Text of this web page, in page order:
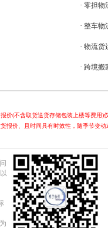
· 零担物
· 整车物
· 物流货
· 跨境搬
价(不含取货送货存储包装上楼等费用
报价、且时间具有时效性，随季节变